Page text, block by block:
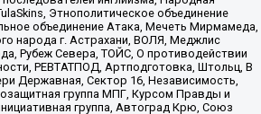
Этнополитическое объединение
объединение Атака, Мечеть Мирмамеда,
народа г. Астрахани, ВОЛЯ, Меджлис
Рубеж Севера, ТОЙС, О противодействии
РЕВТАТПОД, Артподготовка, Штольц, В
Державная, Сектор 16, Независимость,
группа МПГ, Курсом Правды и
группа, Автоград Крю, Союз